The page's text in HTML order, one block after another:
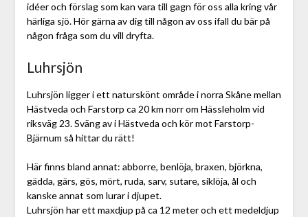
idéer och förslag som kan vara till gagn för oss alla kring vår
härliga sjö. Hör gärna av dig till någon av oss ifall du bär på
någon fråga som du vill dryfta.
Luhrsjön
Luhrsjön ligger i ett naturskönt område i norra Skåne mellan
Hästveda och Farstorp ca 20 km norr om Hässleholm vid
riksväg 23. Sväng av i Hästveda och kör mot Farstorp-
Bjärnum så hittar du rätt!
Här finns bland annat: abborre, benlöja, braxen, björkna,
gädda, gärs, gös, mört, ruda, sarv, sutare, siklöja, ål och
kanske annat som lurar i djupet.
Luhrsjön har ett maxdjup på ca 12 meter och ett medeldjup